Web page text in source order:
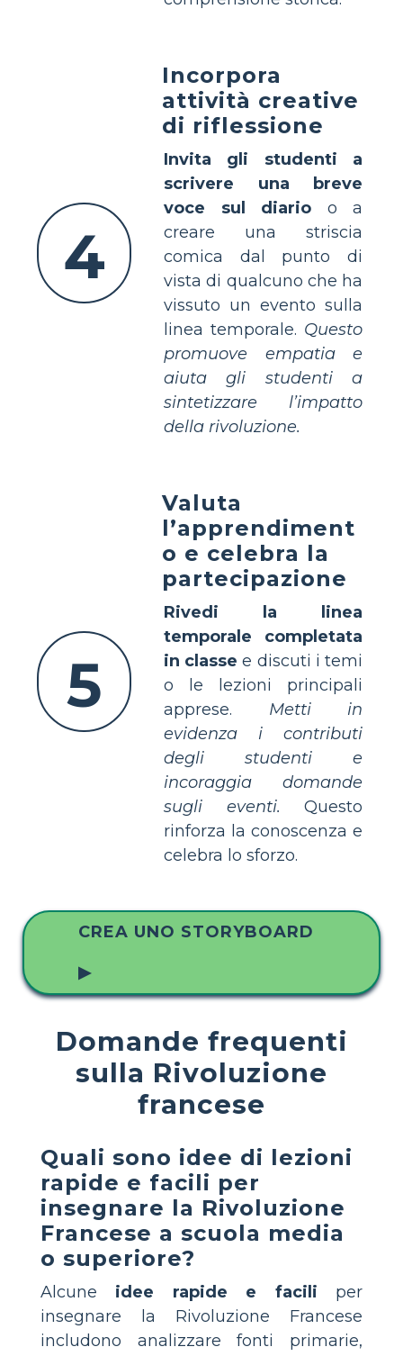
4
Incorpora
attività creative
di riflessione
Invita gli studenti a
scrivere una breve
voce sul diario o a
creare una striscia
comica dal punto di
vista di qualcuno che ha
vissuto un evento sulla
linea temporale. Questo
promuove empatia e
aiuta gli studenti a
sintetizzare l’impatto
della rivoluzione.
5
Valuta
l’apprendiment
o e celebra la
partecipazione
Rivedi la linea
temporale completata
in classe e discuti i temi
o le lezioni principali
apprese. Metti in
evidenza i contributi
degli studenti e
incoraggia domande
sugli eventi. Questo
rinforza la conoscenza e
celebra lo sforzo.
CREA UNO STORYBOARD
▶
Domande frequenti
sulla Rivoluzione
francese
Quali sono idee di lezioni
rapide e facili per
insegnare la Rivoluzione
Francese a scuola media
o superiore?
Alcune idee rapide e facili per
insegnare la Rivoluzione Francese
includono analizzare fonti primarie,